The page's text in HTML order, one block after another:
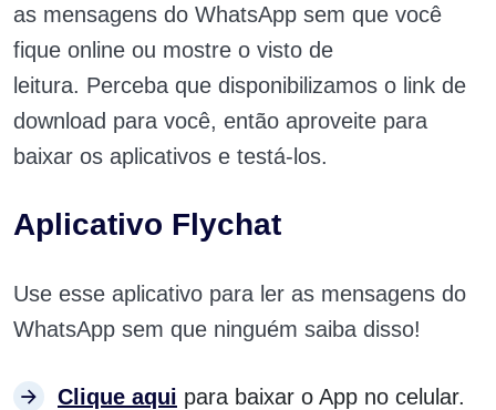
as mensagens do WhatsApp sem que você
fique online ou mostre o visto de
leitura. Perceba que disponibilizamos o link de
download para você, então aproveite para
baixar os aplicativos e testá-los.
Aplicativo Flychat
Use esse aplicativo para ler as mensagens do
WhatsApp sem que ninguém saiba disso!
Clique aqui para baixar o App no celular.